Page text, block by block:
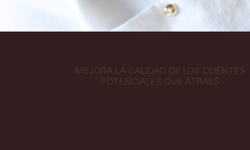
MEJORA LA CALIDAD DE LOS CLIENTES
POTENCIALES QUE ATRAES